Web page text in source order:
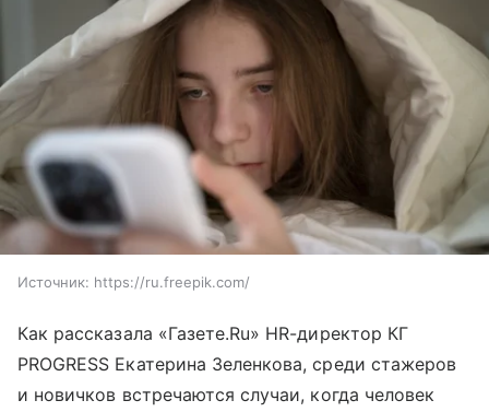
Источник: https://ru.freepik.com/
Как рассказала «Газете.Ru» HR-директор КГ
PROGRESS Екатерина Зеленкова, среди стажеров
и новичков встречаются случаи, когда человек